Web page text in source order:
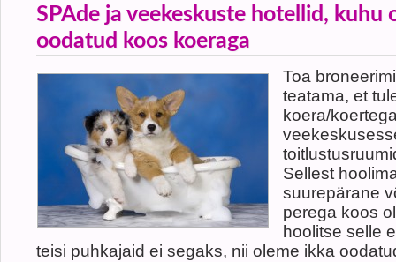
SPAde ja veekeskuste hotellid, kuhu
oodatud koos koeraga
Toa
teatama, et
koera/
Sellest
suurepärane
perega koos
hoolitse selle
teisi puhkajaid ei segaks, nii oleme ikka